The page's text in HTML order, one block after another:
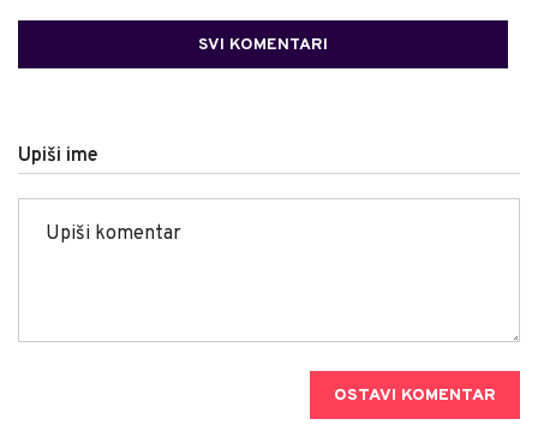
SVI KOMENTARI
Upiši ime
OSTAVI KOMENTAR